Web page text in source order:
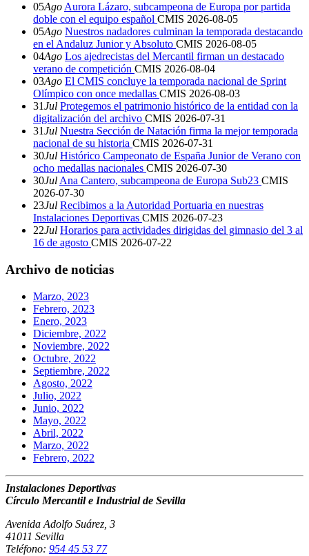
05Ago Aurora Lázaro, subcampeona de Europa por partida
doble con el equipo español CMIS 2026-08-05
05Ago Nuestros nadadores culminan la temporada destacando
en el Andaluz Junior y Absoluto CMIS 2026-08-05
04Ago Los ajedrecistas del Mercantil firman un destacado
verano de competición CMIS 2026-08-04
03Ago El CMIS concluye la temporada nacional de Sprint
Olímpico con once medallas CMIS 2026-08-03
31Jul Protegemos el patrimonio histórico de la entidad con la
digitalización del archivo CMIS 2026-07-31
31Jul Nuestra Sección de Natación firma la mejor temporada
nacional de su historia CMIS 2026-07-31
30Jul Histórico Campeonato de España Junior de Verano con
ocho medallas nacionales CMIS 2026-07-30
30Jul Ana Cantero, subcampeona de Europa Sub23 CMIS
2026-07-30
23Jul Recibimos a la Autoridad Portuaria en nuestras
Instalaciones Deportivas CMIS 2026-07-23
22Jul Horarios para actividades dirigidas del gimnasio del 3 al
16 de agosto CMIS 2026-07-22
Archivo de noticias
Marzo, 2023
Febrero, 2023
Enero, 2023
Diciembre, 2022
Noviembre, 2022
Octubre, 2022
Septiembre, 2022
Agosto, 2022
Julio, 2022
Junio, 2022
Mayo, 2022
Abril, 2022
Marzo, 2022
Febrero, 2022
Instalaciones Deportivas
Círculo Mercantil e Industrial de Sevilla
Avenida Adolfo Suárez, 3
41011 Sevilla
Teléfono: 954 45 53 77